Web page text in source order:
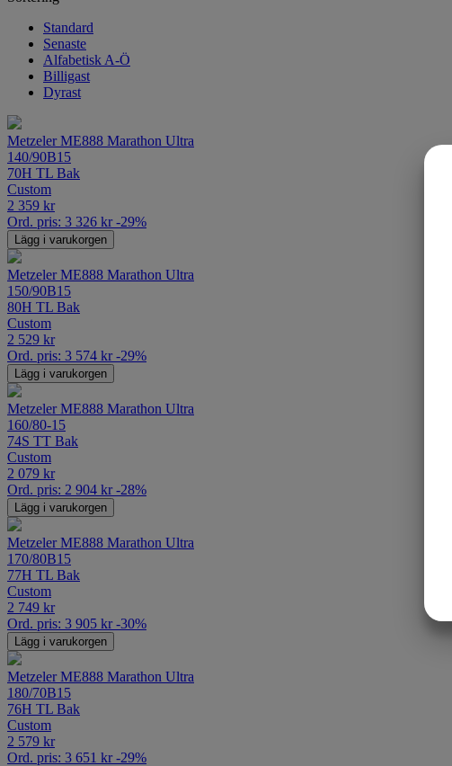
Standard
Senaste
Alfabetisk A-Ö
Billigast
Dyrast
Metzeler ME888 Marathon Ultra
140/90B15
70H TL Bak
Custom
2 359 kr
Ord. pris: 3 326 kr -29%
Lägg i varukorgen
Metzeler ME888 Marathon Ultra
150/90B15
80H TL Bak
Custom
2 529 kr
Ord. pris: 3 574 kr -29%
Lägg i varukorgen
Metzeler ME888 Marathon Ultra
160/80-15
74S TT Bak
Custom
2 079 kr
Ord. pris: 2 904 kr -28%
Lägg i varukorgen
Metzeler ME888 Marathon Ultra
170/80B15
77H TL Bak
Custom
2 749 kr
Ord. pris: 3 905 kr -30%
Lägg i varukorgen
Metzeler ME888 Marathon Ultra
180/70B15
76H TL Bak
Custom
2 579 kr
Ord. pris: 3 651 kr -29%